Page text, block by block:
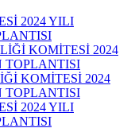
2024 YILI
KOMİTESİ 2024
TOPLANTISI
KOMİTESİ 2024
TOPLANTISI
2024 YILI